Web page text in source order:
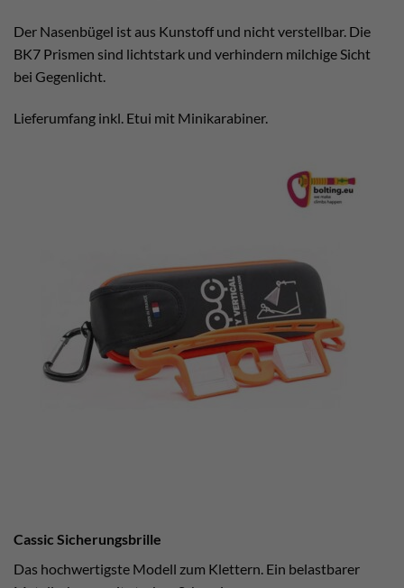
Der Nasenbügel ist aus Kunstoff und nicht verstellbar. Die
BK7 Prismen sind lichtstark und verhindern milchige Sicht
bei Gegenlicht.
Lieferumfang inkl. Etui mit Minikarabiner.
Cassic Sicherungsbrille
Das hochwertigste Modell zum Klettern. Ein belastbarer